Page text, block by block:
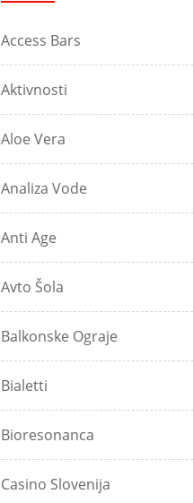
Access Bars
Aktivnosti
Aloe Vera
Analiza Vode
Anti Age
Avto Šola
Balkonske Ograje
Bialetti
Bioresonanca
Casino Slovenija